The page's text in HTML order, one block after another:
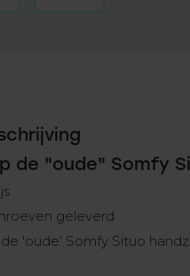
de "oude" Somfy
geleverd
'oude' Somfy Situo